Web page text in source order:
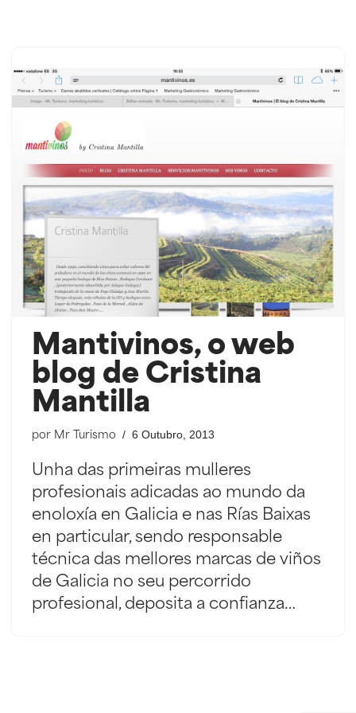
contido
Mantivinos, o web
blog de Cristina
Mantilla
por Mr Turismo 6 Outubro, 2013
Unha das primeiras mulleres
profesionais adicadas ao mundo da
enoloxía en Galicia e nas Rías Baixas
en particular, sendo responsable
técnica das mellores marcas de viños
de Galicia no seu percorrido
profesional, deposita a confianza…